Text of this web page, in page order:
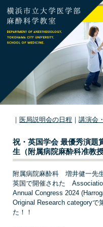
｜ 医局説明会の日程 ｜ 講演会
祝・英国学会 最優秀
生（附属病院麻酔科准教授
附属病院麻酔科 増井健一先
英国で開催された
Annual Congress 2024
Original Research categoryで
た！！